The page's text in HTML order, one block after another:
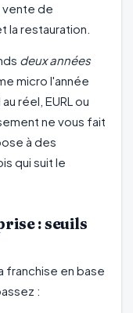
vente de
la restauration.
deux années
micro l'année
réel, EURL ou
ne vous fait
à des
qui suit le
: seuils
franchise en base
: